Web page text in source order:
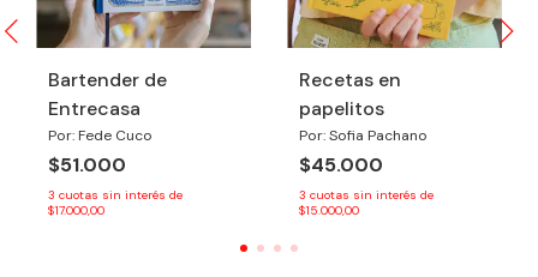
Bartender de
Entrecasa
Por: Fede Cuco
$51.000
3 cuotas sin interés de
$17.000,00
Recetas en
papelitos
Por: Sofia Pachano
$45.000
3 cuotas sin interés de
$15.000,00